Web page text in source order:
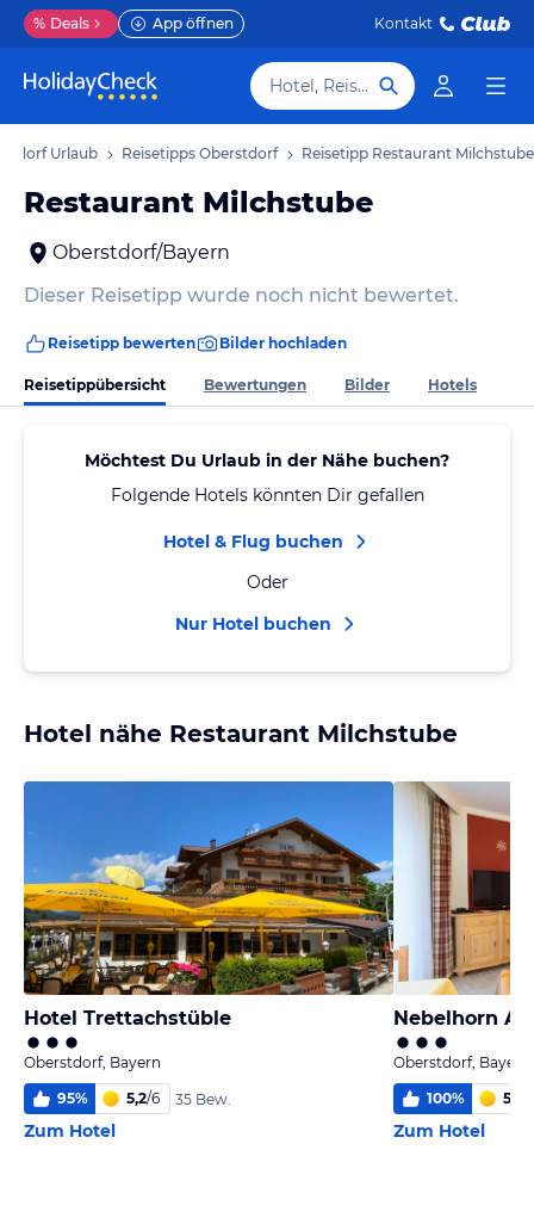
% Deals App öffnen Kontakt
Hotel, Reiseziel
Urlaub Reisetipps Oberstdorf Reisetipp Restaurant Milchstube
Restaurant Milchstube
Oberstdorf/Bayern
Dieser Reisetipp wurde noch nicht bewertet.
Reisetipp bewerten Bilder hochladen
Reisetippübersicht Bewertungen Bilder Hotels
Möchtest Du Urlaub in der Nähe buchen?
Folgende Hotels könnten Dir gefallen
Hotel & Flug buchen
Oder
Nur Hotel buchen
Hotel nähe Restaurant Milchstube
Hotel Trettachstüble
Oberstdorf, Bayern
95% 5,2/6 35 Bew.
Zum Hotel
Nebelhorn
Oberstdorf, Bayern
100% 5
Zum Hotel